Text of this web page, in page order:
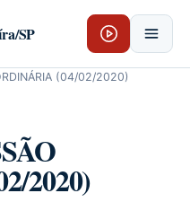
SP
(04/02/2020)
2020)